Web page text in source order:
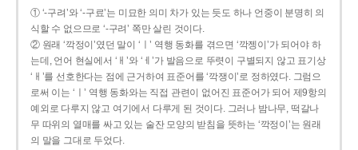
① ‘-구려’와 ‘-구료’는 미묘한 의미 차가 있는 듯도 하나 언중이 분명히 의
식할 수 없으므로 ‘-구려’ 쪽만 살린 것이다.
② 원래 ‘깍정이’였던 말이 ‘ㅣ’ 역행 동화를 겪으면 ‘깍젱이’가 되어야 하
는데, 언어 현실에서 ‘ㅐ’와 ‘ㅔ’가 발음으로 뚜렷이 구별되지 않고 표기상
‘ㅐ’를 선호한다는 점에 근거하여 표준어를 ‘깍쟁이’로 정하였다. 그럼으
로써 이는 ‘ㅣ’ 역행 동화와는 직접 관련이 없어진 표준어가 되어 제9항의
예외로 다루지 않고 여기에서 다루게 된 것이다. 그러나 밤나무, 떡갈나
무 따위의 열매를 싸고 있는 술잔 모양의 받침을 뜻하는 ‘깍정이’는 원래
의 말을 그대로 두었다.